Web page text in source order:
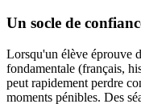
Un socle de
Lorsqu'un élève éprouve
fondamentale (français,
peut rapidement perdre
moments pénibles. Des